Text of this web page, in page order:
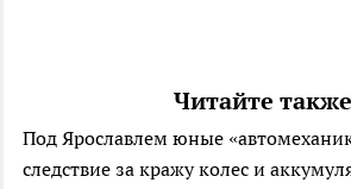
Читайте
Под Ярославлем юные
следствие за кражу колес и